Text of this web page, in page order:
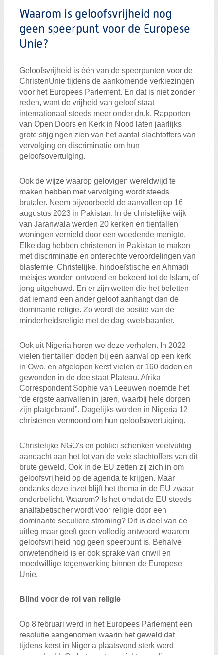
Zoeken
Waarom is geloofsvrijheid nog
geen speerpunt voor de Europese
Unie?
Geloofsvrijheid is één van de speerpunten voor de
ChristenUnie tijdens de aankomende verkiezingen
voor het Europees Parlement. En dat is niet zonder
reden, want de vrijheid van geloof staat
internationaal steeds meer onder druk. Rapporten
van Open Doors en Kerk in Nood laten jaarlijks
grote stijgingen zien van het aantal slachtoffers van
vervolging en discriminatie om hun
geloofsovertuiging.
Ook de wijze waarop gelovigen wereldwijd te
maken hebben met vervolging wordt steeds
brutaler. Neem bijvoorbeeld de aanvallen op 16
augustus 2023 in Pakistan. In de christelijke wijk
van Jaranwala werden 20 kerken en tientallen
woningen vernield door een woedende menigte.
Elke dag hebben christenen in Pakistan te maken
met discriminatie en onterechte veroordelingen van
blasfemie. Christelijke, hindoeïstische en Ahmadi
meisjes worden ontvoerd en bekeerd tot de Islam, of
jong uitgehuwd. En er zijn wetten die het beletten
dat iemand een ander geloof aanhangt dan de
dominante religie. Zo wordt de positie van de
minderheidsreligie met de dag kwetsbaarder.
Ook uit Nigeria horen we deze verhalen. In 2022
vielen tientallen doden bij een aanval op een kerk
in Owo, en afgelopen kerst vielen er 160 doden en
gewonden in de deelstaat Plateau. Afrika
Correspondent Sophie van Leeuwen noemde het
“de ergste aanvallen in jaren, waarbij hele dorpen
zijn platgebrand”. Dagelijks worden in Nigeria 12
christenen vermoord om hun geloofsovertuiging.
Christelijke NGO's en politici schenken veelvuldig
aandacht aan het lot van de vele slachtoffers van dit
brute geweld. Ook in de EU zetten zij zich in om
geloofsvrijheid op de agenda te krijgen. Maar
ondanks deze inzet blijft het thema in de EU zwaar
onderbelicht. Waarom? Is het omdat de EU steeds
analfabetischer wordt voor religie door een
dominante seculiere stroming? Dit is deel van de
uitleg maar geeft geen volledig antwoord waarom
geloofsvrijheid nog geen speerpunt is. Behalve
onwetendheid is er ook sprake van onwil en
moedwillige tegenwerking binnen de Europese
Unie.
Blind voor de rol van religie
Op 8 februari werd in het Europees Parlement een
resolutie aangenomen waarin het geweld dat
tijdens kerst in Nigeria plaatsvond sterk werd